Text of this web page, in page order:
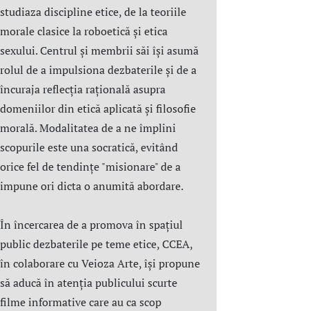
studiaza discipline etice, de la teoriile
morale clasice la roboetică și etica
sexului. Centrul şi membrii săi îşi asumă
rolul de a impulsiona dezbaterile și de a
încuraja reflecția rațională asupra
domeniilor din etică aplicată şi filosofie
morală. Modalitatea de a ne împlini
scopurile este una socratică, evitând
orice fel de tendințe "misionare" de a
impune ori dicta o anumită abordare.
În încercarea de a promova în spațiul
public dezbaterile pe teme etice, CCEA,
în colaborare cu Veioza Arte, își propune
să aducă în atenția publicului scurte
filme informative care au ca scop